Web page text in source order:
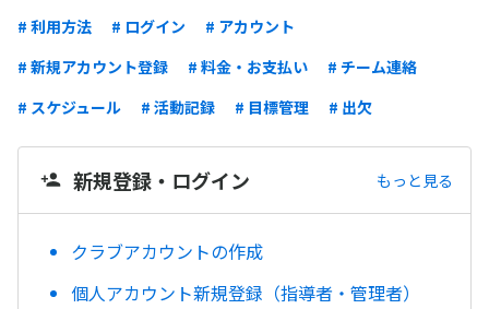
# 利用方法 # ログイン
# アカウント
# 新規アカウント登録
# 料金・お支払い
# チーム連絡
# スケジュール
# 活動記録 # 目標管理 # 出欠
新規登録・ログイン もっと見る
クラブアカウントの作成
個人アカウント新規登録（指導者・管理者）